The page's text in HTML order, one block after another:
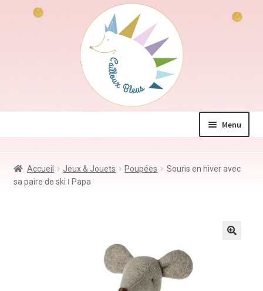
Menu
Jeux & Jouets
Accueil Jeux & Jouets Poupées
Souris en hiver avec
sa paire de ski Ⅰ Papa